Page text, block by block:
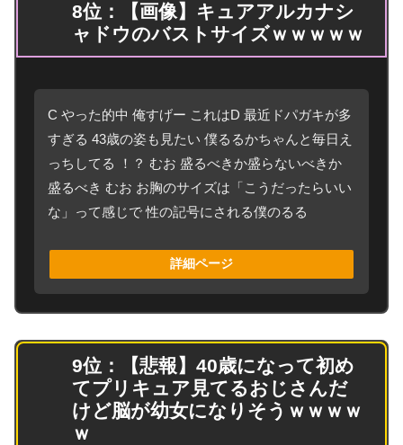
8位：【画像】キュアアルカナシ
ャドウのバストサイズｗｗｗｗｗ
C やった的中 俺すげー これはD 最近ドパガキが多
すぎる 43歳の姿も見たい 僕るるかちゃんと毎日え
っちしてる ！？ むお 盛るべきか盛らないべきか
盛るべき むお お胸のサイズは「こうだったらいい
な」って感じで 性の記号にされる僕のるる
詳細ページ
9位：【悲報】40歳になって初め
てプリキュア見てるおじさんだ
けど脳が幼女になりそうｗｗｗｗ
ｗ